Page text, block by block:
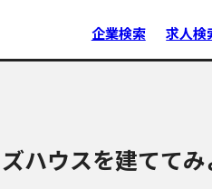
企業検索 求人検
ハウスを建ててみ